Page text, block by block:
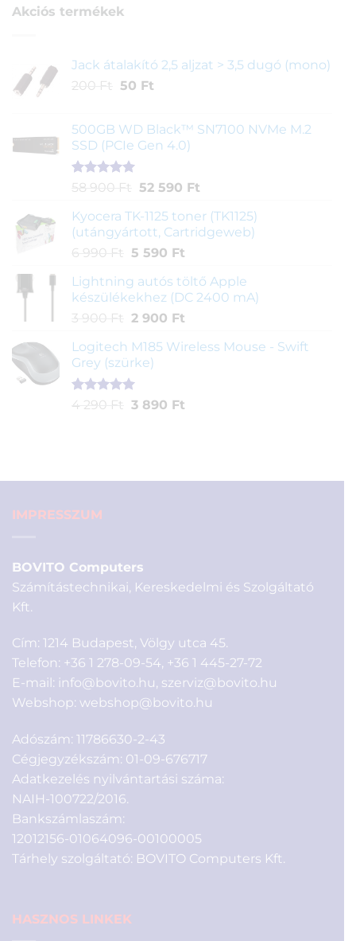
Akciós termékek
Jack átalakító 2,5 aljzat > 3,5 dugó (mono)
200 Ft
Original
200 Ft.
50 FtCurrent
50 Ft.
500GB WD Black™ SN7100 NVMe M.2
SSD (PCIe Gen 4.0)
Értékelés
ből,
1
értékelés
alapján
58 900 Ft
Original
was:
58
900 Ft.
52 590 FtCurrent
is:
52
Kyocera TK-1125 toner (TK1125)
(utángyártott, Cartridgeweb)
6 990 Ft
Original
was:
6
990 Ft.
5 590 FtCurrent
is:
5
590 Ft.
Lightning autós töltő Apple
készülékekhez (DC 2400 mA)
3 900 Ft
Original
was:
3
900 Ft.
2 900 FtCurrent
is:
Logitech M185 Wireless Mouse - Swift
Grey (szürke)
Értékelés
1
4 290 Ft
Original
3 890 FtCurrent
IMPRESSZUM
BOVITO Computers
Számítástechnikai, Kereskedelmi és Szolgáltató
Kft.
Cím: 1214 Budapest, Völgy utca 45.
Telefon: +36 1 278-09-54, +36 1 445-27-72
E-mail: info@bovito.hu, szerviz@bovito.hu
Webshop: webshop@bovito.hu
Adószám: 11786630-2-43
Cégjegyzékszám: 01-09-676717
Adatkezelés nyilvántartási száma:
NAIH-100722/2016.
Bankszámlaszám:
12012156-01064096-00100005
Tárhely szolgáltató: BOVITO Computers Kft.
HASZNOS LINKEK